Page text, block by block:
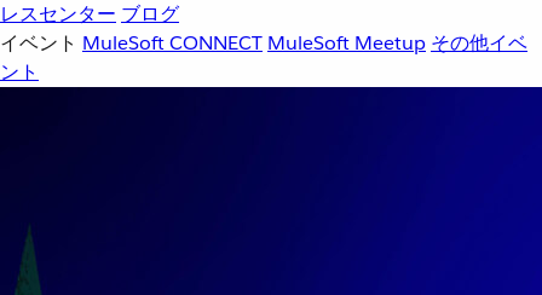
レスセンター ブログ
イベント MuleSoft CONNECT MuleSoft Meetup その他イベ
ント